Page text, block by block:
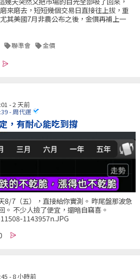
來磨去，短短幾個交易日直接往上拔，重
其美國7月非農公布之後，金價再補上一
聯準會 金價
- 2 天前
- 周代運
，有耐心能吃到撐
8/7（五），直接給你實測。 昨尾盤那波急
。 不少人撿了便宜，還暗自竊喜。
1143957n.JPG
-8 小時前